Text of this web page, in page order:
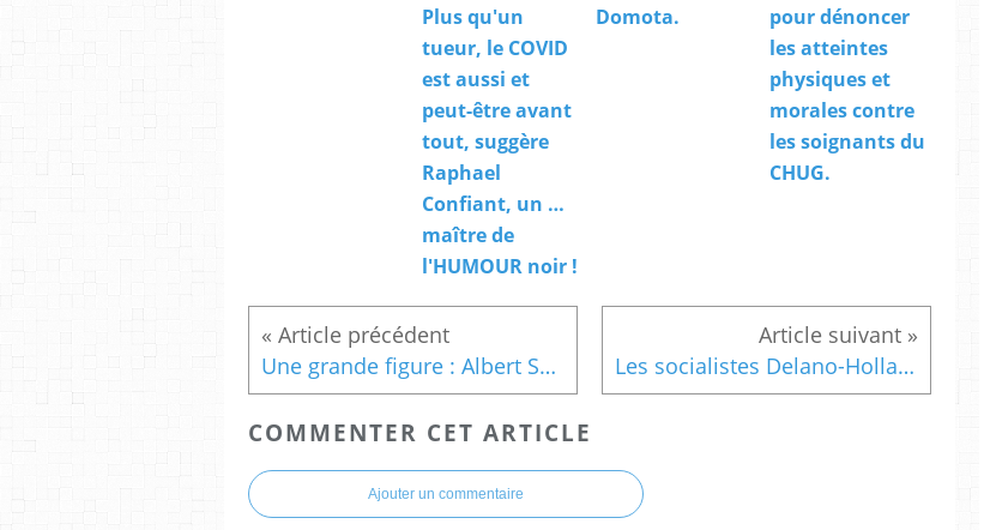
Plus qu'un
tueur, le COVID
est aussi et
peut-être avant
tout, suggère
Raphael
Confiant, un …
maître de
l'HUMOUR noir !
Domota.
pour dénoncer
les atteintes
physiques et
morales contre
les soignants du
CHUG.
Une grande figure : Albert Schweitzer, célébré au Gabon. Les socialistes Delano-Hollandistes « teufent » le RAMADAN .
COMMENTER CET ARTICLE
Ajouter un commentaire